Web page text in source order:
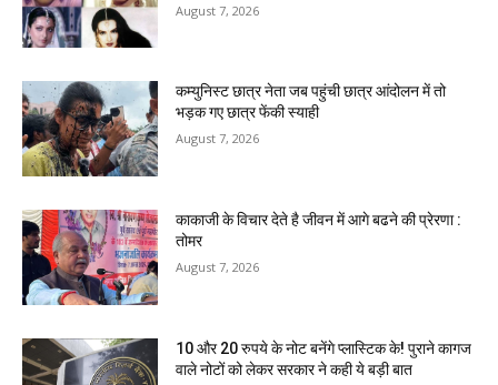
August 7, 2026
कम्युनिस्ट छात्र नेता जब पहुंची छात्र आंदोलन में तो
भड़क गए छात्र फेंकी स्याही
August 7, 2026
काकाजी के विचार देते है जीवन में आगे बढने की प्रेरणा :
तोमर
August 7, 2026
10 और 20 रुपये के नोट बनेंगे प्लास्टिक के! पुराने कागज
वाले नोटों को लेकर सरकार ने कही ये बड़ी बात